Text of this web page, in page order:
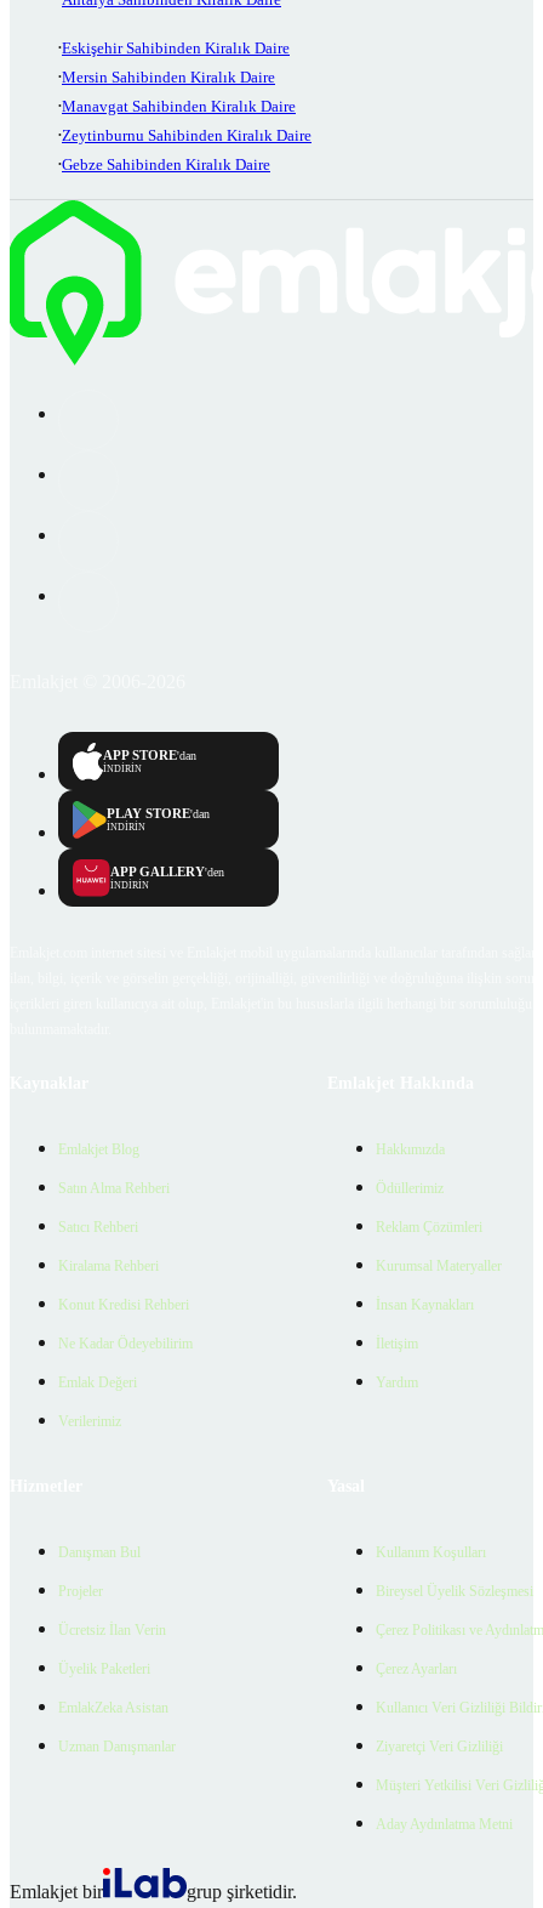
Eskişehir Sahibinden Kiralık Daire
Mersin Sahibinden Kiralık Daire
Manavgat Sahibinden Kiralık Daire
Zeytinburnu Sahibinden Kiralık Daire
Gebze Sahibinden Kiralık Daire
APP STORE'dan
İNDİRİN
PLAY STORE'dan
İNDİRİN
APP GALLERY'den
İNDİRİN
Emlakjet Blog
Satın Alma Rehberi
Satıcı Rehberi
Kiralama Rehberi
Konut Kredisi Rehberi
Ne Kadar Ödeyebilirim
Emlak Değeri
Verilerimiz
Hakkımızda
Ödüllerimiz
Reklam Çözümleri
Kurumsal Materyaller
İnsan Kaynakları
İletişim
Yardım
Danışman Bul
Projeler
Ücretsiz İlan Verin
Üyelik Paketleri
EmlakZeka Asistan
Uzman Danışmanlar
Kullanım Koşulları
Bireysel Üyelik Sözleşmesi
Çerez Politikası ve
Çerez Ayarları
Kullanıcı Veri Gizliliği
Ziyaretçi Veri Gizliliği
Müşteri Yetkilisi Veri
Aday Aydınlatma Metni
Emlakjet bir
grup şirketidir.